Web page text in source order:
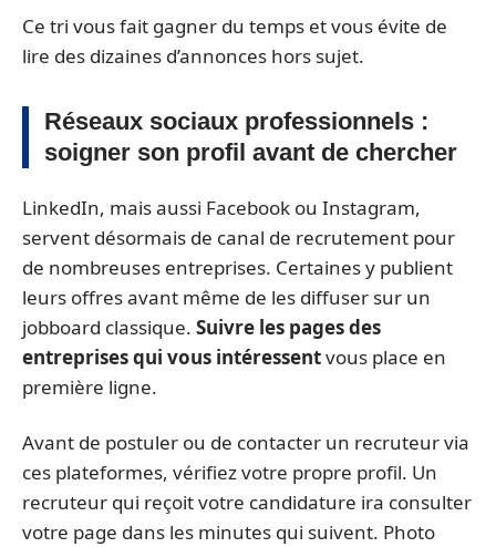
Ce tri vous fait gagner du temps et vous évite de
lire des dizaines d’annonces hors sujet.
Réseaux sociaux professionnels :
soigner son profil avant de chercher
LinkedIn, mais aussi Facebook ou Instagram,
servent désormais de canal de recrutement pour
de nombreuses entreprises. Certaines y publient
leurs offres avant même de les diffuser sur un
jobboard classique. Suivre les pages des
entreprises qui vous intéressentvous place en
première ligne.
Avant de postuler ou de contacter un recruteur via
ces plateformes, vérifiez votre propre profil. Un
recruteur qui reçoit votre candidature ira consulter
votre page dans les minutes qui suivent. Photo